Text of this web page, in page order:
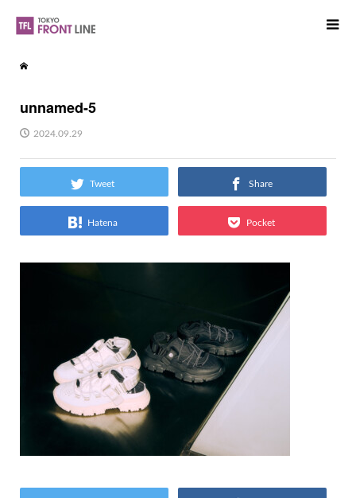
unnamed-5
2024.09.29
Tweet Share
Hatena Pocket